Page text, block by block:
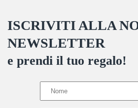
ISCRIVITI ALLA
NEWSLETTER
e prendi il tuo regalo!